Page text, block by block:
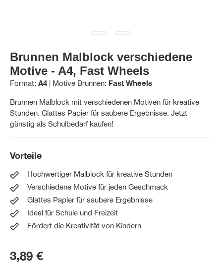
Brunnen Malblock verschiedene
Motive - A4, Fast Wheels
Format: A4 Motive Brunnen: Fast Wheels
Brunnen Malblock mit verschiedenen Motiven für kreative
Stunden. Glattes Papier für saubere Ergebnisse. Jetzt
günstig als Schulbedarf kaufen!
Vorteile
Hochwertiger Malblock für kreative Stunden
Verschiedene Motive für jeden Geschmack
Glattes Papier für saubere Ergebnisse
Ideal für Schule und Freizeit
Fördert die Kreativität von Kindern
3,89 €